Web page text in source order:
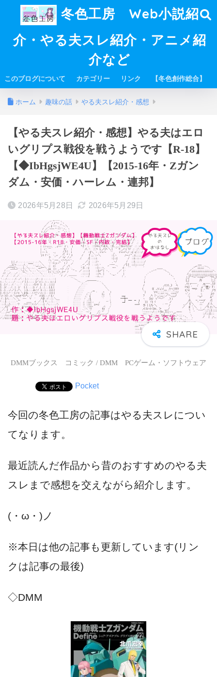
冬色工房 Web小説紹
介・やる夫スレ紹介・アニメ紹
介など
このブログについて カテゴリー リンク 【冬色創作総合】
ホーム 趣味の話 やる夫スレ紹介・感想
【やる夫スレ紹介・感想】やる夫はエロ
いグリプス戦役を戦うようです【R-18】
【◆IbHgsjWE4U】【2015-16年・Zガン
ダム・安価・ハーレム・連邦】
2026年5月28日 2026年5月29日
DMMブックス コミック / DMM PCゲーム・ソフトウェア
Pocket
今回の冬色工房の記事はやる夫スレについ
てなります。
最近読んだ作品から昔のおすすめのやる夫
スレまで感想を交えながら紹介します。
(・ω・)ノ
※本日は他の記事も更新しています(リン
クは記事の最後)
◇DMM